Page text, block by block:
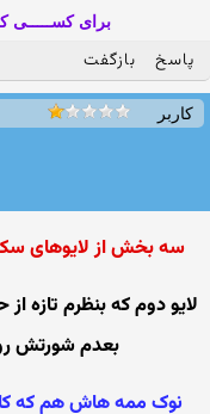
برای کســـــی
پاسخ بازگفت
کاربر
سه بخش از لایوهای
لایو دوم که بنظرم تازه
بعدم شورتش
نوک ممه هاش هم که